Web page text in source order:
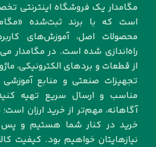
مگامدار یک فروشگاه اینترنتی
است که با برند ثبت‌شده
محصولات اصل، آموزش‌های
راه‌اندازی شده است. در مگامدار
از قطعات و بردهای الکترونیکی،
تجهیزات صنعتی و منابع آموزشی
مناسب و ارسال سریع تهیه
آگاهانه، مهم‌تر از خرید ارزان
خرید در کنار شما هستیم و پس
نیازهایتان خواهیم بود. کیفیت